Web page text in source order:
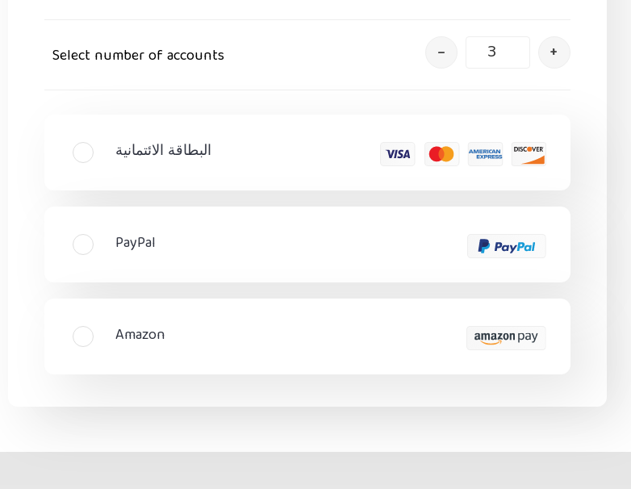
Select number of accounts – +
البطاقة الائتمانية
PayPal
Amazon